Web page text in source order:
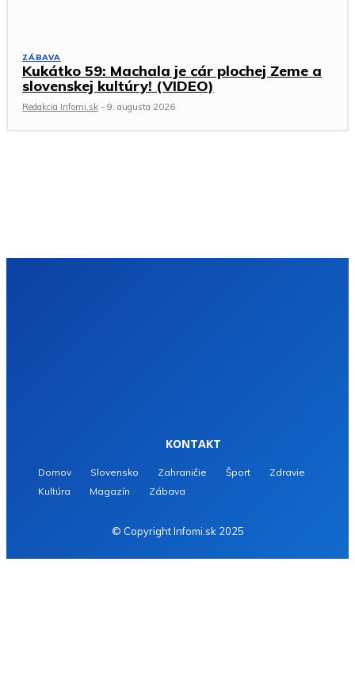
ZÁBAVA
Kukátko 59: Machala je cár plochej Zeme a
slovenskej kultúry! (VIDEO)
Redakcia Infomi.sk - 9. augusta 2026
KONTAKT
Domov Slovensko Zahraničie Šport
Zdravie
Kultúra
Magazín Zábava
© Copyright Infomi.sk 2025